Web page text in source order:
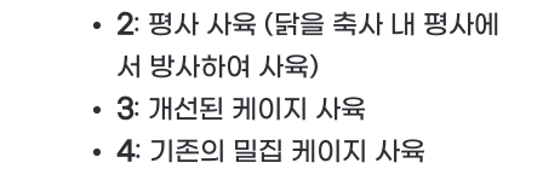
2: 평사 사육 (닭을 축사 내 평사에
서 방사하여 사육)
3: 개선된 케이지 사육
4: 기존의 밀집 케이지 사육